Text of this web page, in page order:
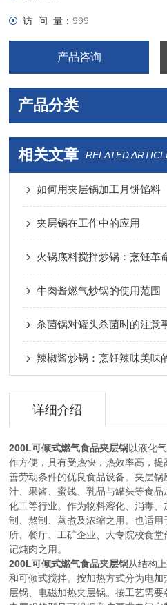
访 问 量：999
产品咨询
产品分类
相关文章 RELATED
如何用夹层锅加工月饼馅料
夹层锅在工作中的应用
火锅底料搅拌炒锅：烹饪革
牛肉酱燃气炒锅的使用范围
杀菌锅对罐头杀菌时的注意
辣椒酱炒锅：烹饪辣味美味
详细介绍
200L可倾式燃气食品夹层锅以液化
作方便，具有受热快，热效率高，
善劳动条件的优良食品设备。夹层
汁、果酱、蜜饯、乳品与罐头等食
化工等行业。作为物料溶化、消毒
制、熬制、蒸煮及浓缩之用。也适
所、餐厅、工矿企业、大专院校食
记炖肉之用。
200L可倾式燃气食品夹层锅从结构
和可倾式搅拌。按加热方式分为电
层锅、电磁加热夹层锅。按工艺需要